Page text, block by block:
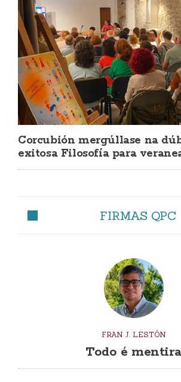
Corcubión mergúllase na
exitosa Filosofía para
FIRMAS QPC
FRAN J. LESTÓN
Todo é mentira